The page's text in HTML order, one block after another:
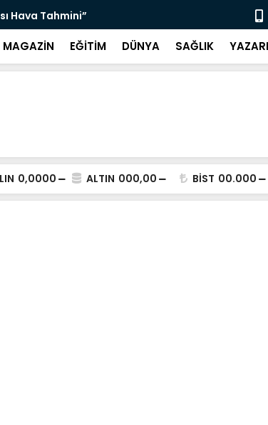
Hava Tahmini” “Ketenci
MAGAZİN EĞİTİM DÜNYA SAĞLIK
0,0000 ALTIN 000,00 BİST 00.000